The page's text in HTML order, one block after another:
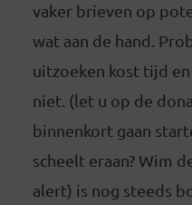
vaker brieven op
wat aan de hand.
uitzoeken kost tijd
niet. (let u op de
binnenkort gaan
scheelt eraan? Wim
alert) is nog steeds